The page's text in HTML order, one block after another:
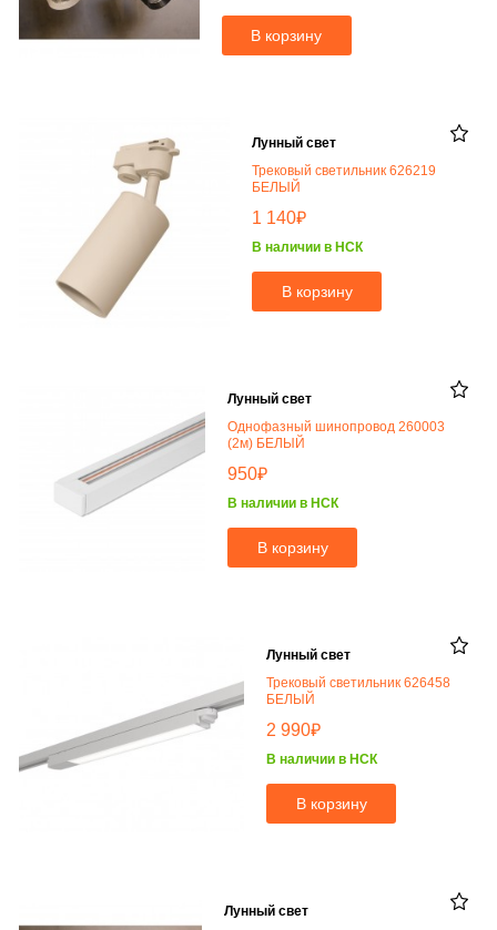
В корзину
Лунный свет
Трековый светильник 626219
БЕЛЫЙ
1 140₽
В наличии в НСК
В корзину
Лунный свет
Однофазный шинопровод 260003
(2м) БЕЛЫЙ
950₽
В наличии в НСК
В корзину
Лунный свет
Трековый светильник 626458
БЕЛЫЙ
2 990₽
В наличии в НСК
В корзину
Лунный свет